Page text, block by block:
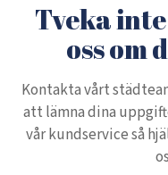
Tveka
oss om
Kontakta vårt
att lämna dina
vår kundservice så